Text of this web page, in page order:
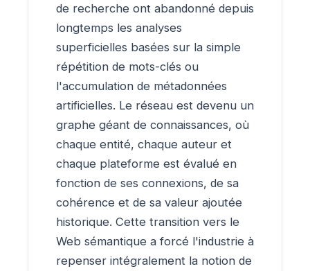
de recherche ont abandonné depuis
longtemps les analyses
superficielles basées sur la simple
répétition de mots-clés ou
l'accumulation de métadonnées
artificielles. Le réseau est devenu un
graphe géant de connaissances, où
chaque entité, chaque auteur et
chaque plateforme est évalué en
fonction de ses connexions, de sa
cohérence et de sa valeur ajoutée
historique. Cette transition vers le
Web sémantique a forcé l'industrie à
repenser intégralement la notion de